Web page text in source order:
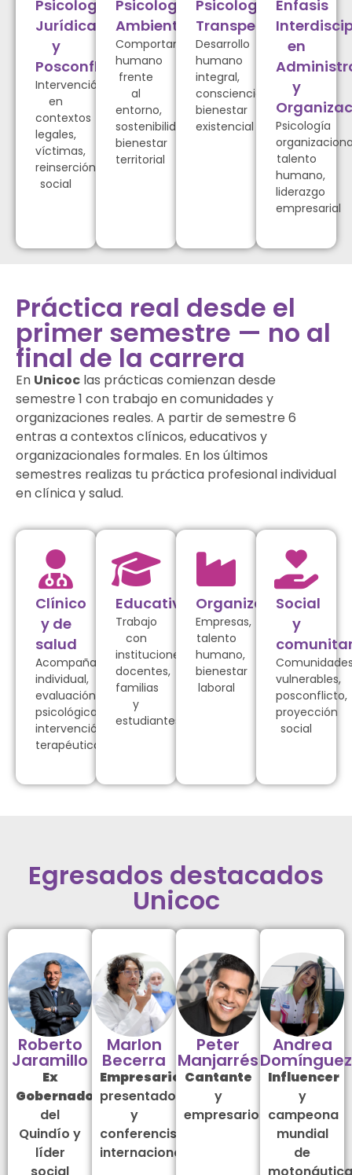
Psicología
Jurídica
y
Posconflicto
Intervención
en
contextos
legales,
víctimas,
reinserción
social
Psicología
Ambiental
Comportamiento
humano
frente
al
entorno,
sostenibilidad,
bienestar
territorial
Psicología
Transpersonal
Desarrollo
humano
integral,
consciencia,
bienestar
existencial
Énfasis
en
y
Psicología
talento
humano,
liderazgo
empresarial
Práctica real desde el
primer semestre — no al
final de la carrera
En Unicoc las prácticas comienzan desde
semestre 1 con trabajo en comunidades y
organizaciones reales. A partir de semestre 6
entras a contextos clínicos, educativos y
organizacionales formales. En los últimos
semestres realizas tu práctica profesional individual
en clínica y salud.
Clínico
y de
salud
Acompañamiento
individual,
evaluación
psicológica,
intervención
terapéutica
Educativo
Trabajo
con
instituciones,
docentes,
familias
y
estudiantes
Organizacional
Empresas,
talento
humano,
bienestar
laboral
Social
y
vulnerables,
posconflicto,
proyección
social
Egresados destacados
Unicoc
Roberto
Jaramillo
Ex
Gobernador
del
Quindío y
líder
Marlon
Becerra
Empresario
presentador
y
conferencista
internacional
Peter
Manjarrés
Cantante
y
empresario
Andrea
Domínguez
Influencer
y
campeona
mundial
de